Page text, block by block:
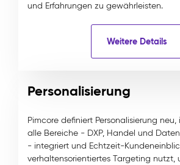
und Erfahrungen zu gewährleisten.
Weitere Details
Personalisierung
Pimcore definiert Personalisierung neu,
alle Bereiche - DXP, Handel und
- integriert und Echtzeit-
verhaltensorientiertes Targeting nutzt,